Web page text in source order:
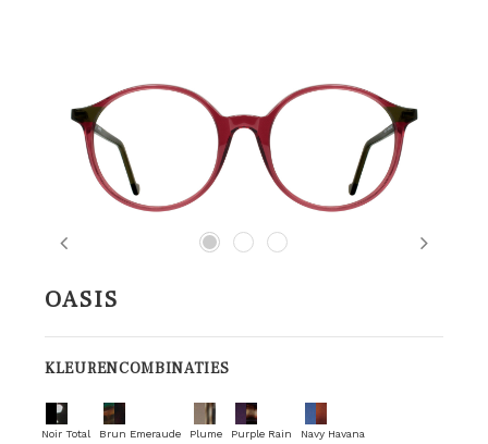
Previous Next
OASIS
KLEURENCOMBINATIES
Noir Total Brun Emeraude Plume Purple Rain Navy Havana